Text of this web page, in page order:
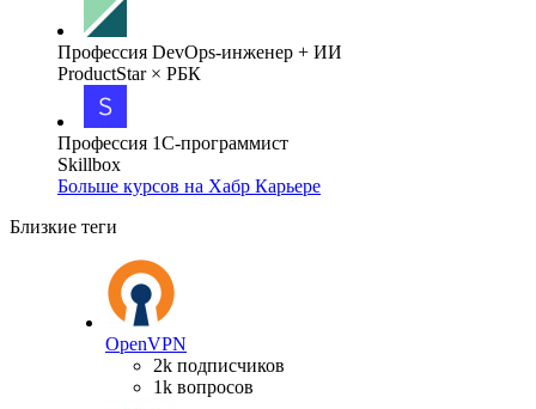
Профессия DevOps-инженер + ИИ
ProductStar × РБК
Профессия 1С-программист
Skillbox
Больше курсов на Хабр Карьере
Близкие теги
OpenVPN
2k подписчиков
1k вопросов